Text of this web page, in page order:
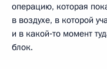
операцию, которая
в воздухе, в которой
и в какой‑то момент
блок.